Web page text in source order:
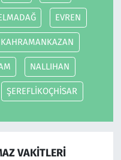
EVREN
KAHRAMANKAZAN
NALLIHAN
ŞEREFLİKOÇHİSAR
VAKITLERI